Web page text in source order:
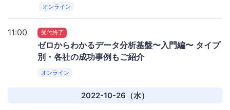
オンライン
11:00 受付終了
ゼロからわかるデータ分析基盤〜入門編〜 タイプ
別・各社の成功事例もご紹介
オンライン
2022-10-26（水）